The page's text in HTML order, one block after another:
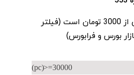
فیلتر قیمت‌ بیش از 3000 تومان است (فیلتر
بورس و فرابورس)
(pc)>=30000